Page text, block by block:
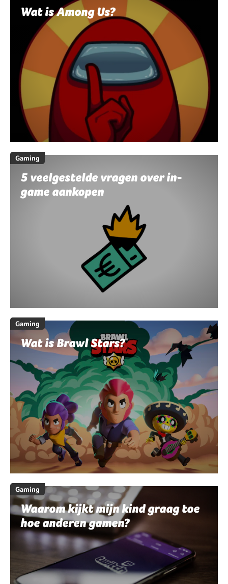
Wat is Among Us?
Gaming
5 veelgestelde vragen over in-
game aankopen
Gaming
Wat is Brawl Stars?
Gaming
Waarom kijkt mijn kind graag toe
hoe anderen gamen?